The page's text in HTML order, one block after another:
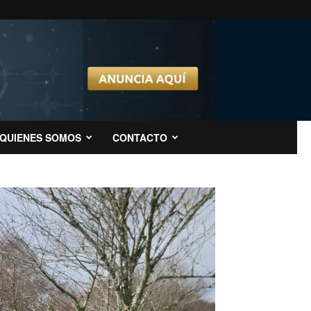
QUIENES SOMOS CONTACTO